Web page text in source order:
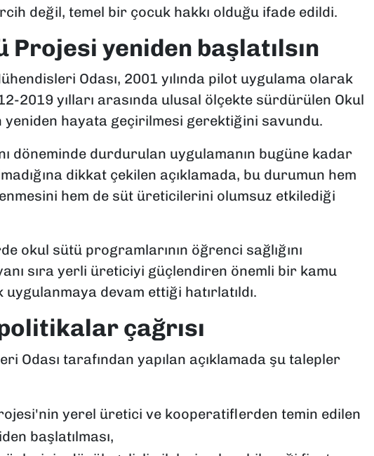
değil, temel bir çocuk hakkı olduğu ifade edildi.
Projesi yeniden başlatılsın
Odası, 2001 yılında pilot uygulama olarak
2019 yılları arasında ulusal ölçekte sürdürülen Okul
yeniden hayata geçirilmesi gerektiğini savundu.
döneminde durdurulan uygulamanın bugüne kadar
dikkat çekilen açıklamada, bu durumun hem
hem de süt üreticilerini olumsuz etkilediği
okul sütü programlarının öğrenci sağlığını
sıra yerli üreticiyi güçlendiren önemli bir kamu
devam ettiği hatırlatıldı.
çağrısı
Odası tarafından yapılan açıklamada şu talepler
yerel üretici ve kooperatiflerden temin edilen
başlatılması,